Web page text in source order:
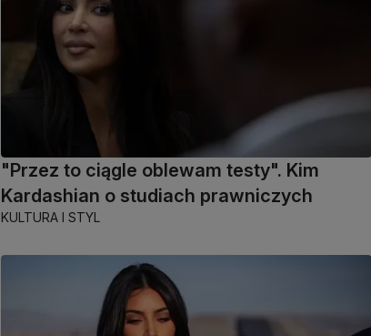
"Przez to ciągle oblewam testy". Kim
Kardashian o studiach prawniczych
KULTURA I STYL